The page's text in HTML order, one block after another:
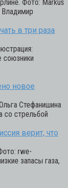
Фото: Markus
в три раза
союзники
новое
Стефанишина
со стрельбой
верит, что
rwe-
запасы газа,